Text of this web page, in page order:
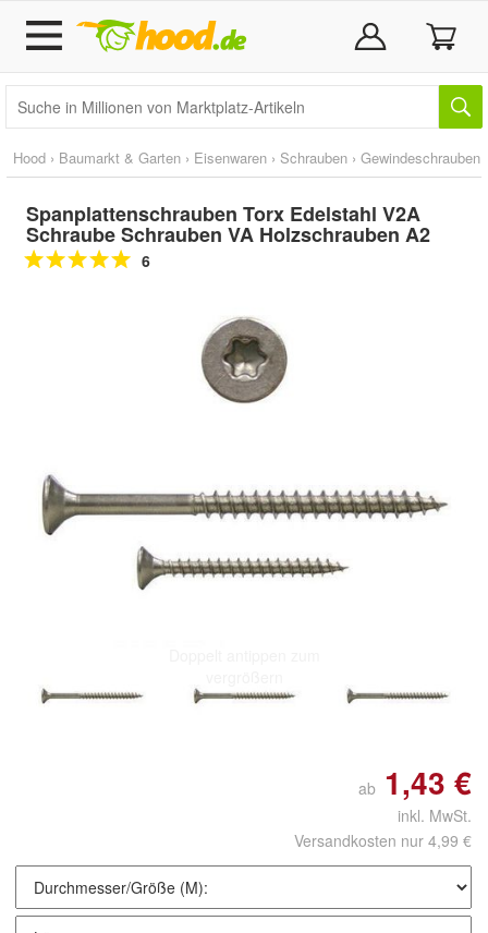
Hood › Baumarkt & Garten › Eisenwaren › Schrauben › Gewindeschrauben
Spanplattenschrauben Torx Edelstahl V2A
Schraube Schrauben VA Holzschrauben A2
6
ab 1,43 €
inkl. MwSt.
Versandkosten nur 4,99 €